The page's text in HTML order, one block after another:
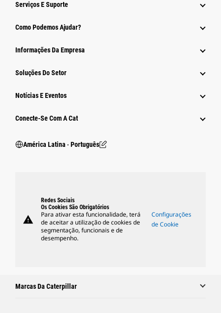
Serviços E Suporte
Como Podemos Ajudar?
Informações Da Empresa
Soluções Do Setor
Notícias E Eventos
Conecte-Se Com A Cat
América Latina ‧ Português
warning
Redes Sociais
Os Cookies São Obrigatórios
Para ativar esta funcionalidade, terá
de aceitar a utilização de cookies de
segmentação, funcionais e de
desempenho.
Configurações
de Cookie
Marcas Da Caterpillar